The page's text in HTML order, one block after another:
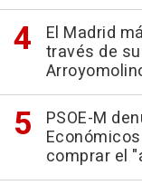
El Madrid
través de
PSOE-M
comprar el